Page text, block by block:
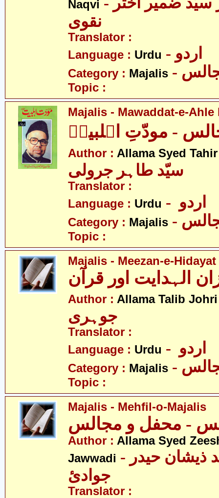
Naqvi
نقوی
Translator :
Language : Urdu - اردو
Category : Majalis
Topic :
Majalis - Mawaddat-e-Ahle
- مودّتِ اہلبیتؑ
Author : Allama Syed
سیّد طاہر جرولی
Translator :
Language : Urdu
Category : Majalis
Topic :
Majalis - Meezan-e-
Author : Allama Talib Johri
جوہری
Translator :
Language : Urdu
Category : Majalis
Topic :
Majalis - Mehfil-o-Majalis
Author : Allama Syed
Jawwadi - علامہ سیّد ذیشان حیدر
جوادئ
Translator :